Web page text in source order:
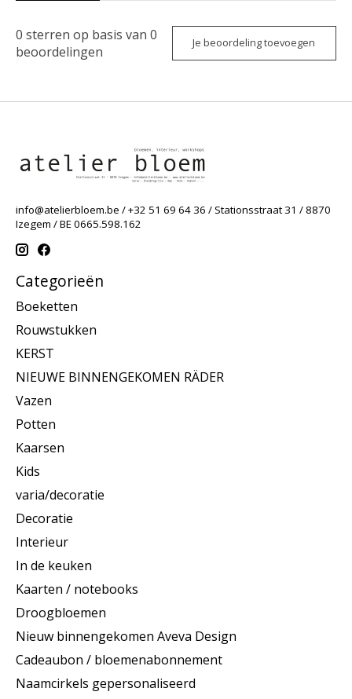
0 sterren op basis van 0
beoordelingen
Je beoordeling toevoegen
info@atelierbloem.be / +32 51 69 64 36 / Stationsstraat 31 / 8870
Izegem / BE 0665.598.162
Categorieën
Boeketten
Rouwstukken
KERST
NIEUWE BINNENGEKOMEN RÄDER
Vazen
Potten
Kaarsen
Kids
varia/decoratie
Decoratie
Interieur
In de keuken
Kaarten / notebooks
Droogbloemen
Nieuw binnengekomen Aveva Design
Cadeaubon / bloemenabonnement
Naamcirkels gepersonaliseerd